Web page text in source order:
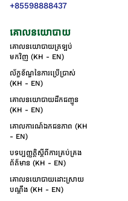
+85598888437
គោលនយោបាយ
គោលនយោបាយត្រឡប់
មកវិញ (KH - EN)
ល័ក្ខខ័ណ្ឌនៃការប្រើប្រាស់
(KH - EN)
គោលនយោបាយដឹកជញ្ជូន
(KH - EN)
គោលការណ៍ឯកជនភាព (KH
- EN)
បទប្បញ្ញត្តិស្តីពីការគ្រប់គ្រង
ព័ត៌មាន (KH - EN)
គោលនយោបាយដោះស្រាយ
បណ្ដឹង (KH - EN)